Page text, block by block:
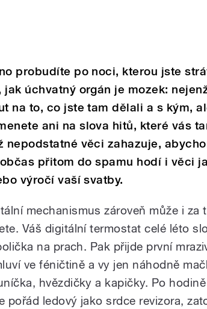
probudíte po noci, kterou jste
jak úchvatný orgán je mozek:
na to, co jste tam dělali a s kým,
ani na slova hitů, které vás
nepodstatné věci zahazuje,
přitom do spamu hodí i věci
výročí vaší svatby.
mechanismus zároveň může i za
Váš digitální termostat celé léto
na prach. Pak přijde první
ve féničtině a vy jen náhodně
hvězdičky a kapičky. Po
pořád ledový jako srdce revizora,